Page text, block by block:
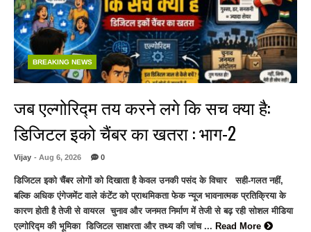
BREAKING NEWS
जब एल्गोरिद्म तय करने लगे कि सच क्या है:
डिजिटल इको चैंबर का खतरा : भाग-2
Vijay - Aug 6, 2026 0
डिजिटल इको चैंबर लोगों को दिखाता है केवल उनकी पसंद के विचार सही-गलत नहीं,
बल्कि अधिक एंगेजमेंट वाले कंटेंट को प्राथमिकता फेक न्यूज भावनात्मक प्रतिक्रिया के
कारण होती है तेजी से वायरल चुनाव और जनमत निर्माण में तेजी से बढ़ रही सोशल मीडिया
एल्गोरिद्म की भूमिका डिजिटल साक्षरता और तथ्य की जांच ... Read More